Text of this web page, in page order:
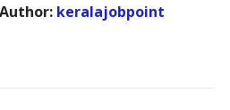
keralajobpoint